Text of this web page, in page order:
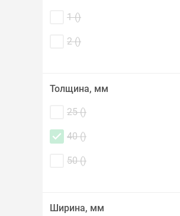
1 ()
2 ()
Толщина, мм
25 ()
40 ()
50 ()
Ширина, мм